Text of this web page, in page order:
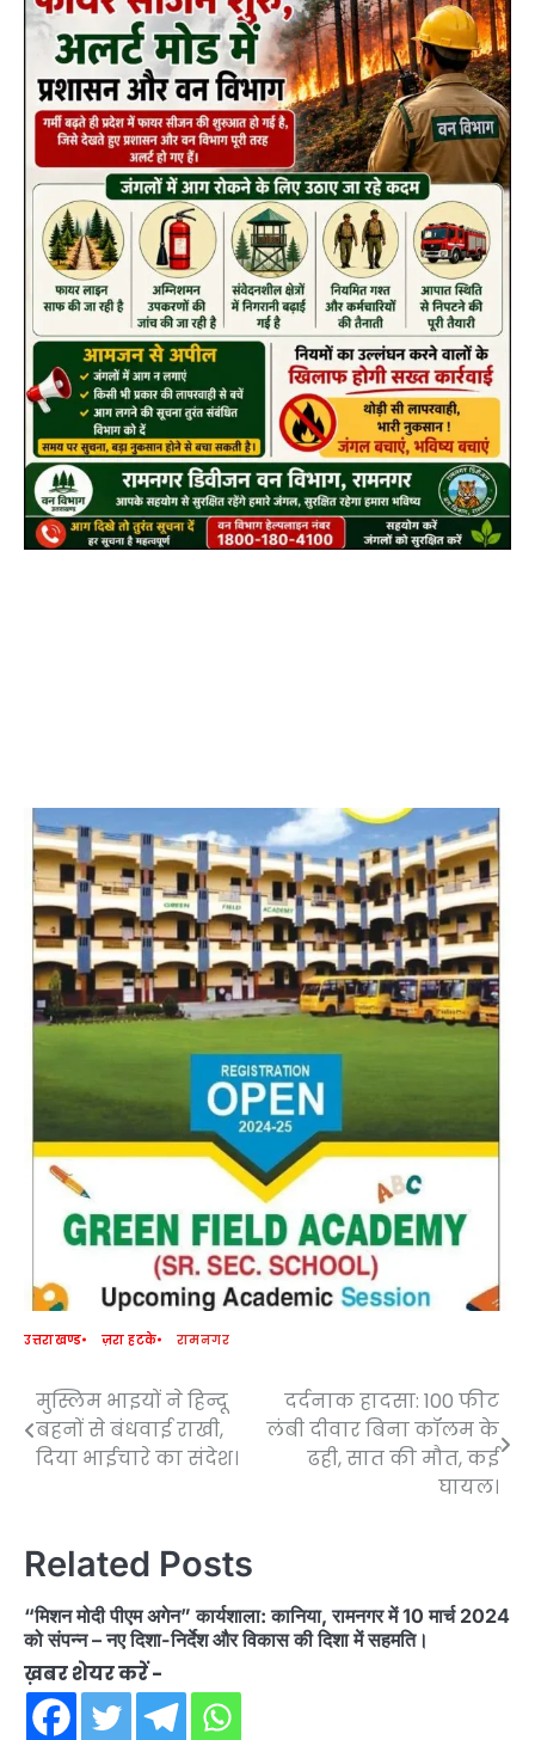
उत्तराखण्ड ज़रा हटके रामनगर
Post
navigation
मुस्लिम भाइयों ने हिन्दू
बहनों से बंधवाई राखी,
दिया भाईचारे का संदेश।
दर्दनाक हादसा: 100 फीट
लंबी दीवार बिना कॉलम के
ढही, सात की मौत, कई
घायल।
Related Posts
“मिशन मोदी पीएम अगेन” कार्यशाला: कानिया, रामनगर में 10 मार्च 2024
को संपन्न – नए दिशा-निर्देश और विकास की दिशा में सहमति।
ख़बर शेयर करें -